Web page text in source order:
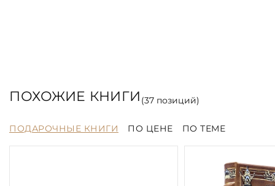
ПОХОЖИЕ КНИГИ (37позиций)
ПОДАРОЧНЫЕ КНИГИ ПО ЦЕНЕ ПО ТЕМЕ